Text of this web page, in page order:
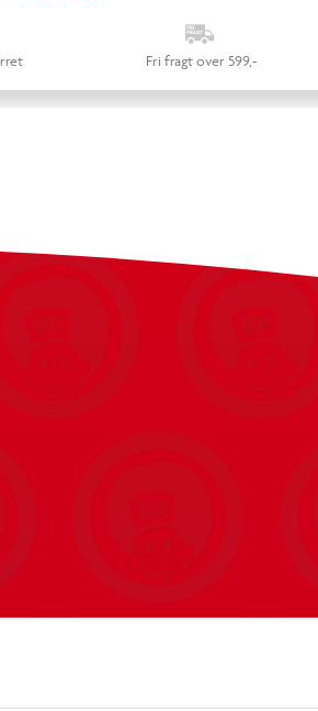
Fri fragt over 599,-